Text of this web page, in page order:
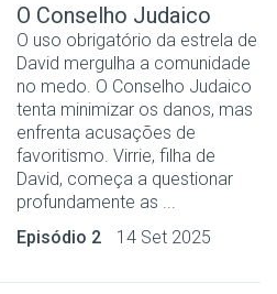
O Conselho Judaico
O uso obrigatório da estrela de
David mergulha a comunidade
no medo. O Conselho Judaico
tenta minimizar os danos, mas
enfrenta acusações de
favoritismo. Virrie, filha de
David, começa a questionar
profundamente as ...
Episódio 2
14 Set 2025